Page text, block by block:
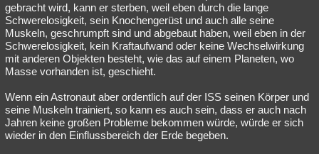
gebracht wird, kann er sterben, weil eben durch die lange
Schwerelosigkeit, sein Knochengerüst und auch alle seine
Muskeln, geschrumpft sind und abgebaut haben, weil eben in der
Schwerelosigkeit, kein Kraftaufwand oder keine Wechselwirkung
mit anderen Objekten besteht, wie das auf einem Planeten, wo
Masse vorhanden ist, geschieht.
Wenn ein Astronaut aber ordentlich auf der ISS seinen Körper und
seine Muskeln trainiert, so kann es auch sein, dass er auch nach
Jahren keine großen Probleme bekommen würde, würde er sich
wieder in den Einflussbereich der Erde begeben.